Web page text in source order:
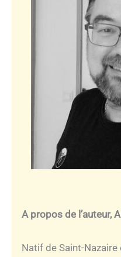
A propos de l’auteur,
Natif de Saint-Nazaire